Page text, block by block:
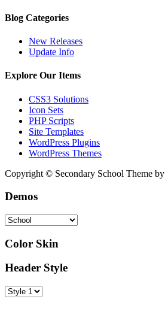
Blog Categories
New Releases
Update Info
Explore Our Items
CSS3 Solutions
Icon Sets
PHP Scripts
Site Templates
WordPress Plugins
WordPress Themes
Copyright © Secondary School Theme by
Demos
Color Skin
Header Style